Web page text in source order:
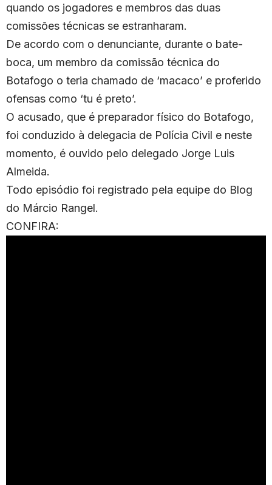
quando os jogadores e membros das duas
comissões técnicas se estranharam.
De acordo com o denunciante, durante o bate-
boca, um membro da comissão técnica do
Botafogo o teria chamado de ‘macaco’ e proferido
ofensas como ‘tu é preto’.
O acusado, que é preparador físico do Botafogo,
foi conduzido à delegacia de Polícia Civil e neste
momento, é ouvido pelo delegado Jorge Luis
Almeida.
Todo episódio foi registrado pela equipe do Blog
do Márcio Rangel.
CONFIRA: